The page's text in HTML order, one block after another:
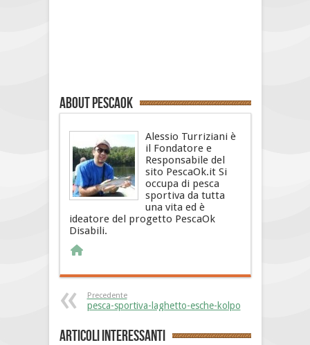
About PescaOk
Alessio Turriziani è
il Fondatore e
Responsabile del
sito PescaOk.it Si
occupa di pesca
sportiva da tutta
una vita ed è
ideatore del progetto PescaOk
Disabili.
Precedente
pesca-sportiva-laghetto-esche-kolpo
Articoli interessanti